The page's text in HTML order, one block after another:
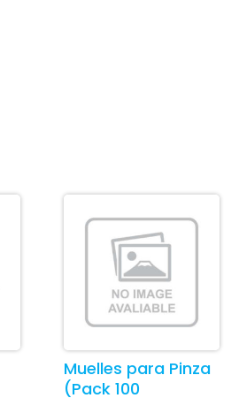
Muelles para Pinza
(Pack 100